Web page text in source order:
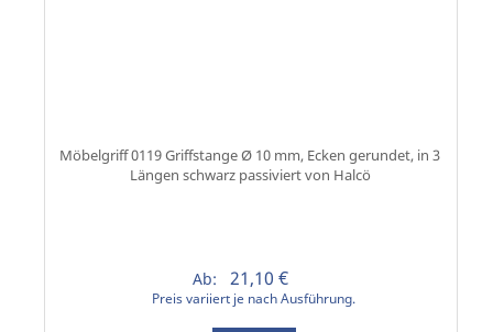
Möbelgriff 0119 Griffstange Ø 10 mm, Ecken gerundet, in 3
Längen schwarz passiviert von Halcö
Ab: 21,10 €
Preis variiert je nach Ausführung.